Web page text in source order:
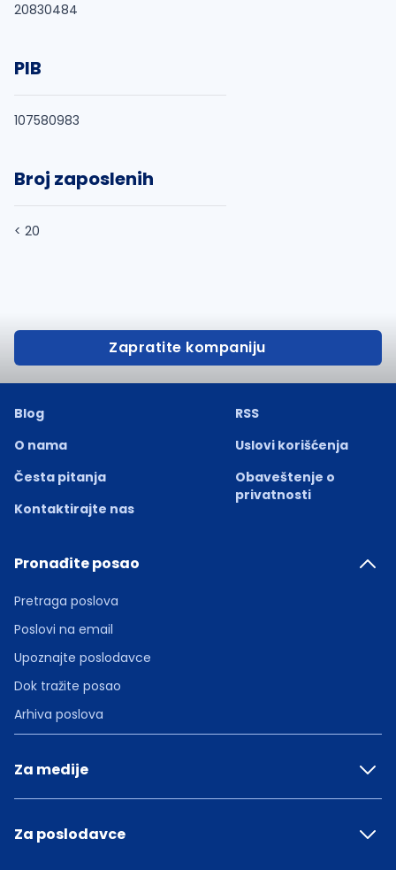
20830484
PIB
107580983
Broj zaposlenih
< 20
Zapratite kompaniju
Blog
O nama
Česta pitanja
Kontaktirajte nas
RSS
Uslovi korišćenja
Obaveštenje o
privatnosti
Pronađite posao
Pretraga poslova
Poslovi na email
Upoznajte poslodavce
Dok tražite posao
Arhiva poslova
Za medije
Za poslodavce